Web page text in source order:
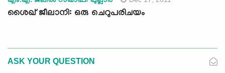
ശൈഖ് ജീലാനി: ഒരു ചെറുപരിചയം
ASK YOUR QUESTION